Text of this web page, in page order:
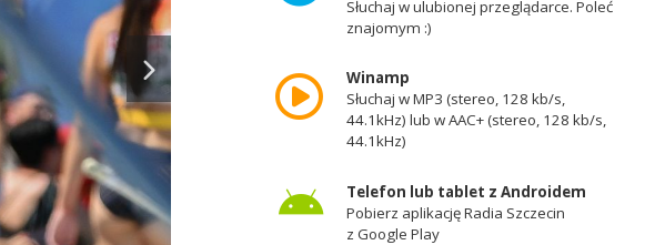
Słuchaj w ulubionej przeglądarce. Poleć
znajomym :)
Winamp
Słuchaj w MP3 (stereo, 128 kb/s,
44.1kHz) lub w AAC+ (stereo, 128 kb/s,
44.1kHz)
Telefon lub tablet z Androidem
Pobierz aplikację Radia Szczecin
z Google Play